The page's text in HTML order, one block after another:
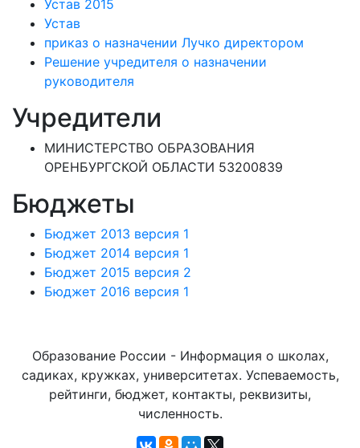
Устав 2015
Устав
приказ о назначении Лучко директором
Решение учредителя о назначении
руководителя
Учредители
МИНИСТЕРСТВО ОБРАЗОВАНИЯ
ОРЕНБУРГСКОЙ ОБЛАСТИ 53200839
Бюджеты
Бюджет 2013 версия 1
Бюджет 2014 версия 1
Бюджет 2015 версия 2
Бюджет 2016 версия 1
Образование России - Информация о школах,
садиках, кружках, университетах. Успеваемость,
рейтинги, бюджет, контакты, реквизиты,
численность.